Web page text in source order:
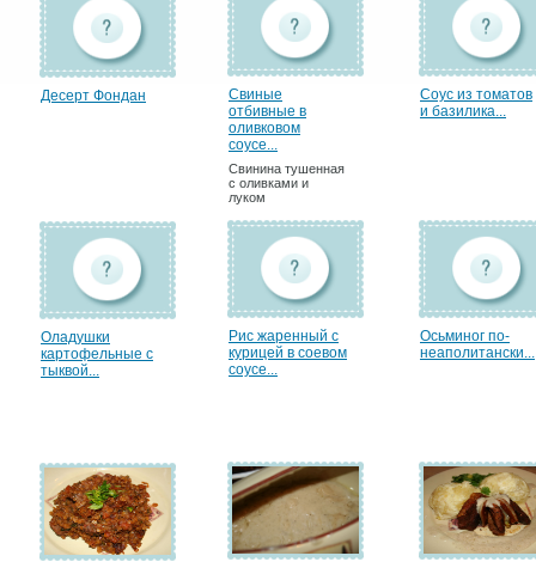
Десерт Фондан
Свиные
отбивные в
оливковом
соусе...
Свинина тушенная
с оливками и
луком
Соус из томатов
и базилика...
Оладушки
картофельные с
тыквой...
Рис жаренный с
курицей в соевом
соусе...
Осьминог по-
неаполитански...